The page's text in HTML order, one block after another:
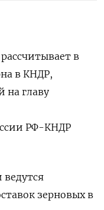
в
в КНДР,
на главу
РФ-КНДР
зерновых в